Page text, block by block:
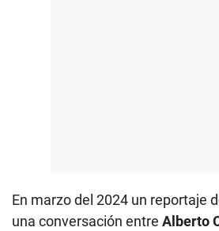
En marzo del 2024 un reportaje
una conversación entre Alberto